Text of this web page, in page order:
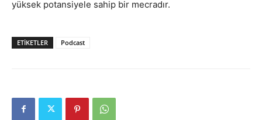
yüksek potansiyele sahip bir mecradır.
ETIKETLER Podcast